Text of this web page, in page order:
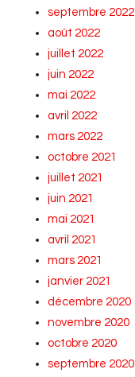
septembre 2022
août 2022
juillet 2022
juin 2022
mai 2022
avril 2022
mars 2022
octobre 2021
juillet 2021
juin 2021
mai 2021
avril 2021
mars 2021
janvier 2021
décembre 2020
novembre 2020
octobre 2020
septembre 2020